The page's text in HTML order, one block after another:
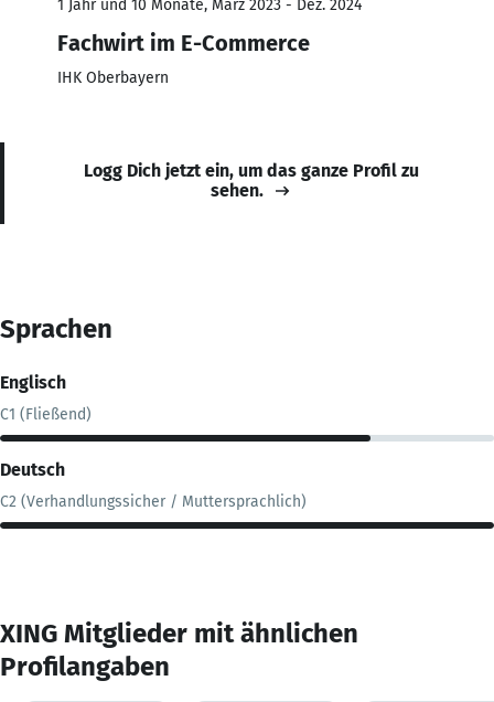
1 Jahr und 10 Monate, März 2023 - Dez. 2024
Fachwirt im E-Commerce
IHK Oberbayern
Logg Dich jetzt ein, um das ganze Profil zu
sehen.
Sprachen
Englisch
C1 (Fließend)
Deutsch
C2 (Verhandlungssicher / Muttersprachlich)
XING Mitglieder mit ähnlichen
Profilangaben